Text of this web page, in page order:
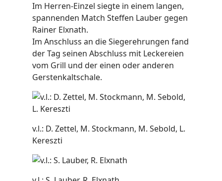
Im Herren-Einzel siegte in einem langen,
spannenden Match Steffen Lauber gegen
Rainer Elxnath.
Im Anschluss an die Siegerehrungen fand
der Tag seinen Abschluss mit Leckereien
vom Grill und der einen oder anderen
Gerstenkaltschale.
v.l.: D. Zettel, M. Stockmann, M. Sebold, L.
Kereszti